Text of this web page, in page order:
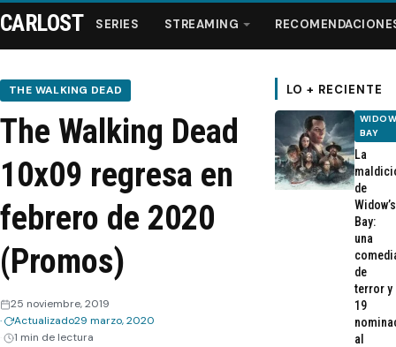
Series
Streaming
Recomendaciones
Webisodios
CARLOST SERIES STREAMING
THE WALKING DEAD
The Walking Dead
10x09 regresa en
febrero de 2020
(Promos)
25 noviembre, 2019
Actualizado29 marzo, 2020
1 min de lectura
LO + RECIENTE
BAY
La
de
Widow’s
Bay:
una
de
terror y
19
al